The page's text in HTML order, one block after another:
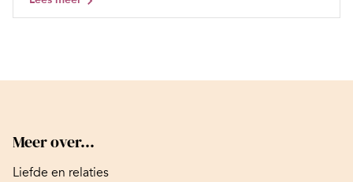
Meer over...
Liefde en relaties